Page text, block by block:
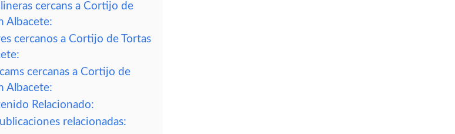
cercans a Cortijo de
Albacete:
cercanos a Cortijo de Tortas
cercanas a Cortijo de
Albacete:
Relacionado:
relacionadas: